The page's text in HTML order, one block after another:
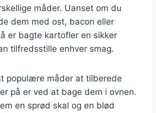
måder. Uanset om du
dem med ost, bacon eller
er bagte kartofler en sikker
tilfredsstille enhver smag.
populære måder at tilberede
på er ved at bage dem i ovnen.
en sprød skal og en blød